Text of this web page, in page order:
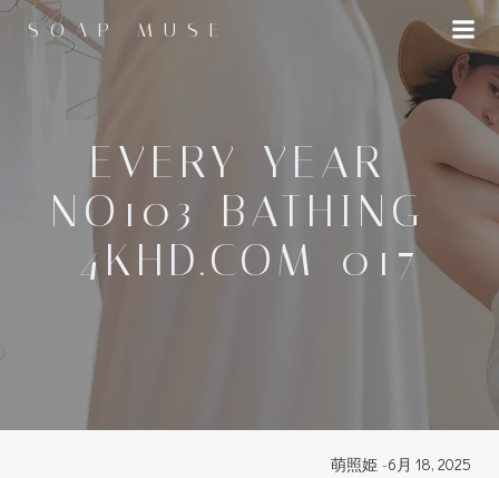
へ
キ
ッ
プ
SOAP MUSE
EVERY-YEAR-
NO103-BATHING-
4KHD.COM-017
萌照姫 -6月 18, 2025